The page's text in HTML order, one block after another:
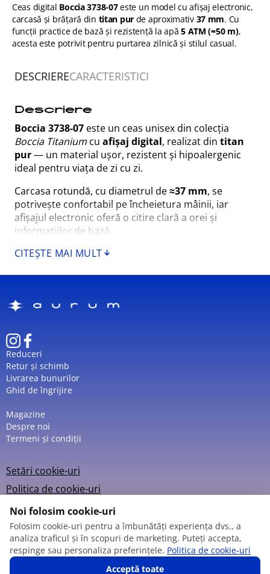
Ceas digital Boccia 3738-07este un model cu afișaj electronic,
carcasă și brățară din titan pur de aproximativ 37 mm. Cu
funcții practice de bază și rezistență la apă5 ATM (≈50 m),
acesta este potrivit pentru purtarea zilnică și stilul casual.
DESCRIERECARACTERISTICI
Descriere
Boccia 3738-07 este un ceas unisex din colecția
Boccia Titanium cu afișaj digital, realizat din titan
pur— un material ușor, rezistent și hipoalergenic
ideal pentru viața de zi cu zi.
Carcasa rotundă, cu diametrul de≈37 mm, se
potrivește confortabil pe încheietura mâinii, iar
afișajul electronic oferă o citire clară a orei și
informațiilor de bază.
Ceasul este proiectat pentru utilizare practică și
Datorită designului digital și construcției din titan,
moderne cu un aspect discret și contemporan, fiind
potrivit atât pentru activități casnice, cât și pentru
stilul urban dinamic.
CITEȘTE MAI MULT
Reduceri
Retur și schimb
Livrarea bunurilor
Ghid de îngrijire
Magazine
Despre noi
Termeni și condiții
Setări cookie-uri
Politica de cookie-uri
© 2013 – 2026
Noi folosim cookie-uri
Folosim cookie-uri pentru a îmbunătăți experiența dvs., a
analiza traficul și în scopuri de marketing. Puteți accepta,
respinge sau personaliza preferințele. Politica de cookie-uri
Acceptă toate